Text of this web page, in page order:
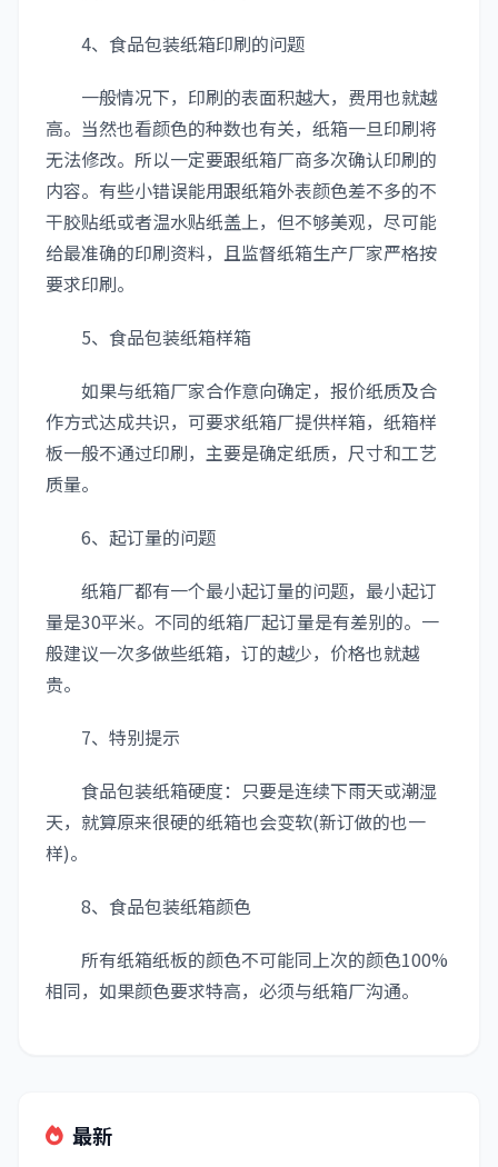
4、食品包装纸箱印刷的问题
一般情况下，印刷的表面积越大，费用也就越
高。当然也看颜色的种数也有关，纸箱一旦印刷将
无法修改。所以一定要跟纸箱厂商多次确认印刷的
内容。有些小错误能用跟纸箱外表颜色差不多的不
干胶贴纸或者温水贴纸盖上，但不够美观，尽可能
给最准确的印刷资料，且监督纸箱生产厂家严格按
要求印刷。
5、食品包装纸箱样箱
如果与纸箱厂家合作意向确定，报价纸质及合
作方式达成共识，可要求纸箱厂提供样箱，纸箱样
板一般不通过印刷，主要是确定纸质，尺寸和工艺
质量。
6、起订量的问题
纸箱厂都有一个最小起订量的问题，最小起订
量是30平米。不同的纸箱厂起订量是有差别的。一
般建议一次多做些纸箱，订的越少，价格也就越
贵。
7、特别提示
食品包装纸箱硬度：只要是连续下雨天或潮湿
天，就算原来很硬的纸箱也会变软(新订做的也一
样)。
8、食品包装纸箱颜色
所有纸箱纸板的颜色不可能同上次的颜色100%
相同，如果颜色要求特高，必须与纸箱厂沟通。
最新